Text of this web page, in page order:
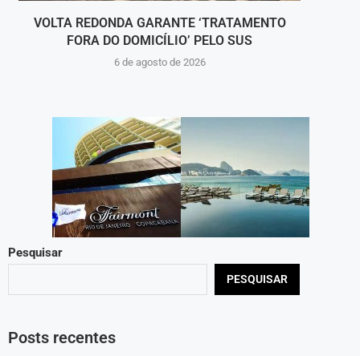
VOLTA REDONDA GARANTE ‘TRATAMENTO
FORA DO DOMICÍLIO’ PELO SUS
6 de agosto de 2026
Pesquisar
PESQUISAR
Posts recentes